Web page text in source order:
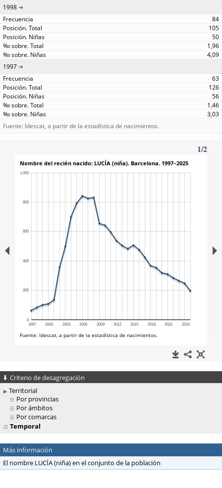
1998
84
105
50
1,96
4,09
1997
63
126
56
1,46
3,03
Fuente: Idescat, a partir de la estadística de nacimientos.
Criterio de desagregación
Territorial
Por provincias
Por ámbitos
Por comarcas
Temporal
Más información
El nombre LUCÍA (niña) en el conjunto de la población